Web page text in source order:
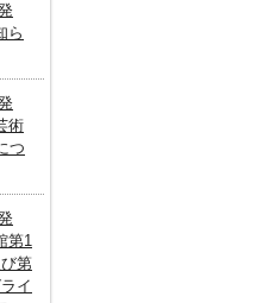
ら
術
つ
第1
第
イ